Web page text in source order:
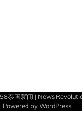
58泰国新闻 | News
Powered byWordPress.